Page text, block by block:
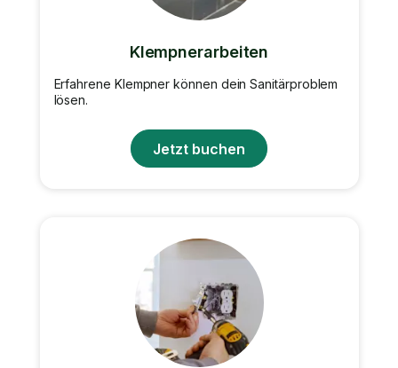
Klempnerarbeiten
Erfahrene Klempner können dein Sanitärproblem
lösen.
Jetzt buchen